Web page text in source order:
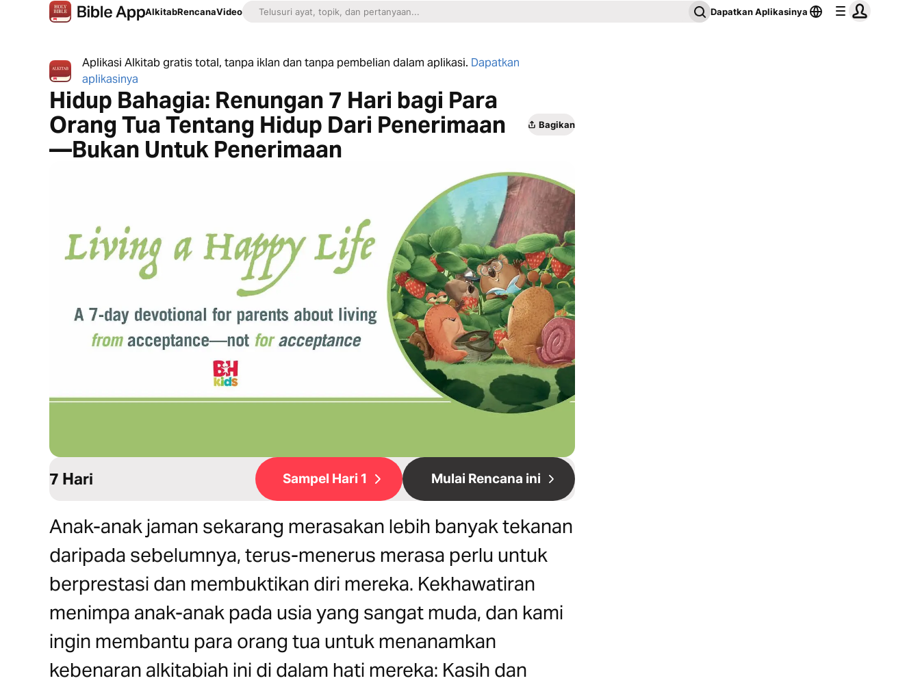
AlkitabRencanaVideo Dapatkan Aplikasinya
Aplikasi Alkitab gratis total, tanpa iklan dan tanpa pembelian dalam aplikasi. Dapatkan
aplikasinya
Hidup Bahagia: Renungan 7 Hari bagi Para
Orang Tua Tentang Hidup Dari Penerimaan
—Bukan Untuk Penerimaan
Bagikan
7 Hari Sampel Hari 1 Mulai Rencana ini
Anak-anak jaman sekarang merasakan lebih banyak tekanan
daripada sebelumnya, terus-menerus merasa perlu untuk
berprestasi dan membuktikan diri mereka. Kekhawatiran
menimpa anak-anak pada usia yang sangat muda, dan kami
ingin membantu para orang tua untuk menanamkan
kebenaran alkitabiah ini di dalam hati mereka: Kasih dan